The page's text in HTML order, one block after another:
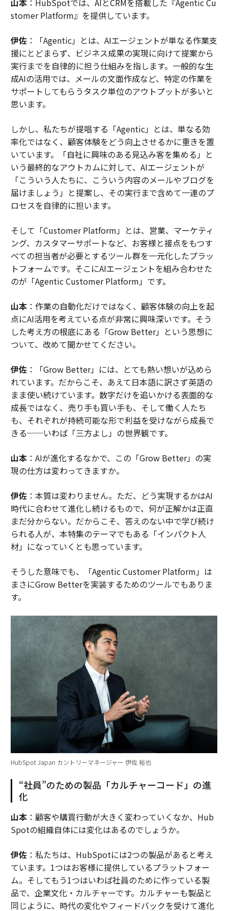
stomer Platform』を提供しています。
伊佐：「Agentic」とは、AIエージェントが単なる作業支
援にとどまらず、ビジネス成果の実現に向けて提案から
実行までを自律的に担う仕組みを指します。一般的な生
成AIの活用では、メールの文面作成など、特定の作業を
サポートしてもらうタスク単位のアウトプットが多いと
思います。
しかし、私たちが提唱する「Agentic」とは、単なる効
率化ではなく、顧客体験をどう向上させるかに重きを置
いています。「自社に興味のある見込み客を集める」と
いう最終的なアウトカムに対して、AIエージェントが
「こういう人たちに、こういう内容のメールやブログを
届けましょう」と提案し、その実行まで含めて一連のプ
ロセスを自律的に担います。
そして「Customer Platform」とは、営業、マーケティ
ング、カスタマーサポートなど、お客様と接点をもつす
べての担当者が必要とするツール群を一元化したプラッ
トフォームです。そこにAIエージェントを組み合わせた
のが「Agentic Customer Platform」です。
山本：作業の自動化だけではなく、顧客体験の向上を起
点にAI活用を考えている点が非常に興味深いです。そう
した考え方の根底にある「Grow Better」という思想に
ついて、改めて聞かせてください。
伊佐：「Grow Better」には、とても熱い想いが込めら
れています。だからこそ、あえて日本語に訳さず英語の
まま使い続けています。数字だけを追いかける表面的な
成長ではなく、売り手も買い手も、そして働く人たち
も、それぞれが持続可能な形で利益を受けながら成長で
きる──いわば「三方よし」の世界観です。
山本：AIが進化するなかで、この「Grow Better」の実
現の仕方は変わってきますか。
伊佐：本質は変わりません。ただ、どう実現するかはAI
時代に合わせて進化し続けるもので、何が正解かは正直
まだ分からない。だからこそ、答えのない中で学び続け
られる人が、本特集のテーマでもある「インパクト人
材」になっていくとも思っています。
そうした意味でも、「Agentic Customer Platform」は
まさにGrow Betterを実装するためのツールでもありま
す。
HubSpot Japan カントリーマネージャー 伊佐 裕也
“社員”のための製品「カルチャーコード」の進
化
山本：顧客や購買行動が大きく変わっていくなか、Hub
Spotの組織自体には変化はあるのでしょうか。
伊佐：私たちは、HubSpotには2つの製品があると考え
ています。1つはお客様に提供しているプラットフォー
ム。そしてもう1つはいわば社員のために作っている製
品で、企業文化・カルチャーです。カルチャーも製品と
同じように、時代の変化やフィードバックを受けて進化